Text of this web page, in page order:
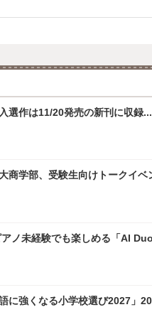
選作は11/20発売の新刊に収録
大商学部、受験生向けトークイ
アノ未経験でも楽しめる「AI
に強くなる小学校選び2027」